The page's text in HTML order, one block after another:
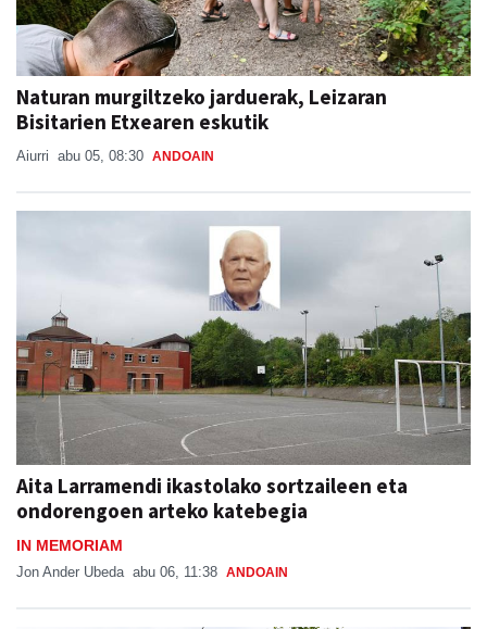
Naturan murgiltzeko jarduerak, Leizaran
Bisitarien Etxearen eskutik
Aiurri abu 05, 08:30 ANDOAIN
Aita Larramendi ikastolako sortzaileen eta
ondorengoen arteko katebegia
IN MEMORIAM
Jon Ander Ubeda abu 06, 11:38 ANDOAIN